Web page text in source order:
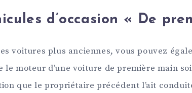
d’occasion « De
voitures plus anciennes, vous pouvez
le moteur d’une voiture de première main
que le propriétaire précédent l’ait